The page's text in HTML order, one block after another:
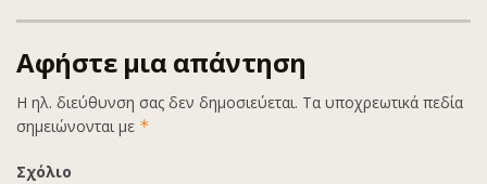
Αφήστε μια απάντηση
Η ηλ. διεύθυνση σας δεν δημοσιεύεται. Τα υποχρεωτικά πεδία
σημειώνονται με *
Σχόλιο